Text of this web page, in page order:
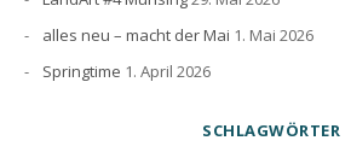
alles neu – macht der Mai 1. Mai 2026
Springtime 1. April 2026
SCHLAGWÖRTER